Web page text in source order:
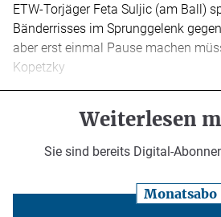
ETW-Torjäger Feta Suljic (am Ball)
Bänderrisses im Sprunggelenk
aber erst einmal Pause machen
Kopetzky
Weiterlesen
Sie sind bereits Digital-
Monatsabo